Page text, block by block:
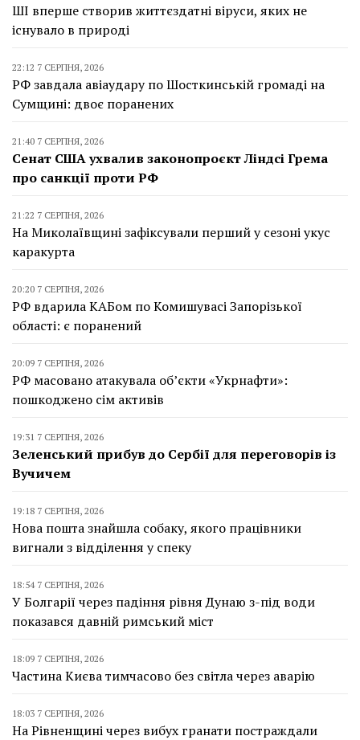
ШІ вперше створив життєздатні віруси, яких не
існувало в природі
22:12 7 СЕРПНЯ, 2026
РФ завдала авіаудару по Шосткинській громаді на
Сумщині: двоє поранених
21:40 7 СЕРПНЯ, 2026
Сенат США ухвалив законопроєкт Ліндсі Грема
про санкції проти РФ
21:22 7 СЕРПНЯ, 2026
На Миколаївщині зафіксували перший у сезоні укус
каракурта
20:20 7 СЕРПНЯ, 2026
РФ вдарила КАБом по Комишувасі Запорізької
області: є поранений
20:09 7 СЕРПНЯ, 2026
РФ масовано атакувала об’єкти «Укрнафти»:
пошкоджено сім активів
19:31 7 СЕРПНЯ, 2026
Зеленський прибув до Сербії для переговорів із
Вучичем
19:18 7 СЕРПНЯ, 2026
Нова пошта знайшла собаку, якого працівники
вигнали з відділення у спеку
18:54 7 СЕРПНЯ, 2026
У Болгарії через падіння рівня Дунаю з-під води
показався давній римський міст
18:09 7 СЕРПНЯ, 2026
Частина Києва тимчасово без світла через аварію
18:03 7 СЕРПНЯ, 2026
На Рівненщині через вибух гранати постраждали